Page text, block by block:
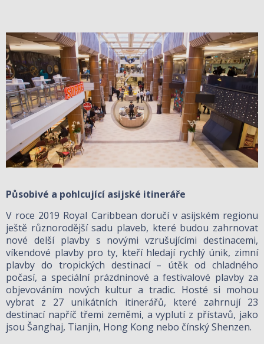
Působivé a pohlcující asijské itineráře
V roce 2019 Royal Caribbean doručí v asijském regionu
ještě různorodější sadu plaveb, které budou zahrnovat
nové delší plavby s novými vzrušujícími destinacemi,
víkendové plavby pro ty, kteří hledají rychlý únik, zimní
plavby do tropických destinací – útěk od chladného
počasí, a speciální prázdninové a festivalové plavby za
objevováním nových kultur a tradic. Hosté si mohou
vybrat z 27 unikátních itinerářů, které zahrnují 23
destinací napříč třemi zeměmi, a vyplutí z přístavů, jako
jsou Šanghaj, Tianjin, Hong Kong nebo čínský Shenzen.